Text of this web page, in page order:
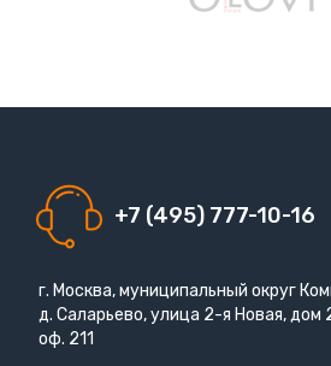
+7 (495) 777-10-16
г. Москва, муниципальный округ
д. Саларьево, улица 2-я Новая, дом
оф. 211